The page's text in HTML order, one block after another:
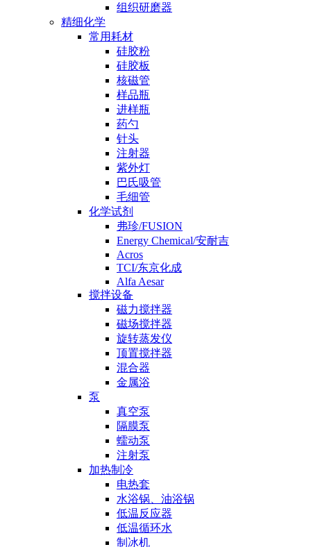
组织研磨器
精细化学
常用耗材
硅胶粉
硅胶板
核磁管
样品瓶
进样瓶
药勺
针头
注射器
紫外灯
巴氏吸管
毛细管
化学试剂
弗珍/FUSION
Energy Chemical/安耐吉
Acros
TCI/东京化成
Alfa Aesar
搅拌设备
磁力搅拌器
磁场搅拌器
旋转蒸发仪
顶置搅拌器
混合器
金属浴
泵
真空泵
隔膜泵
蠕动泵
注射泵
加热制冷
电热套
水浴锅、油浴锅
低温反应器
低温循环水
制冰机